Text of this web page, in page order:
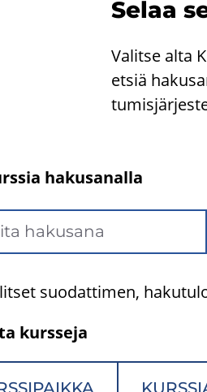
Selaa
Va­lit­se alta
etsiä
hakusanalla
suodattimen,
kursseja